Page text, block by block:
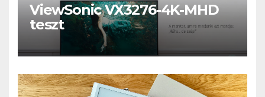
ViewSonic VX3276-4K-MHD
teszt